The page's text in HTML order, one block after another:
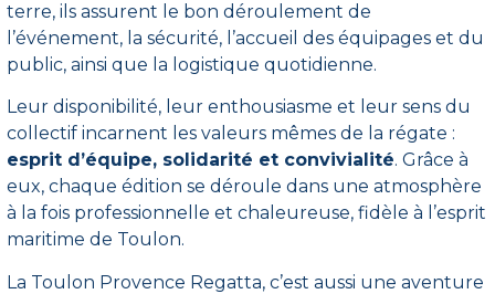
terre, ils assurent le bon déroulement de
l’événement, la sécurité, l’accueil des équipages et du
public, ainsi que la logistique quotidienne.
Leur disponibilité, leur enthousiasme et leur sens du
collectif incarnent les valeurs mêmes de la régate :
esprit d’équipe, solidarité et convivialité. Grâce à
eux, chaque édition se déroule dans une atmosphère
à la fois professionnelle et chaleureuse, fidèle à l’esprit
maritime de Toulon.
La Toulon Provence Regatta, c’est aussi une aventure